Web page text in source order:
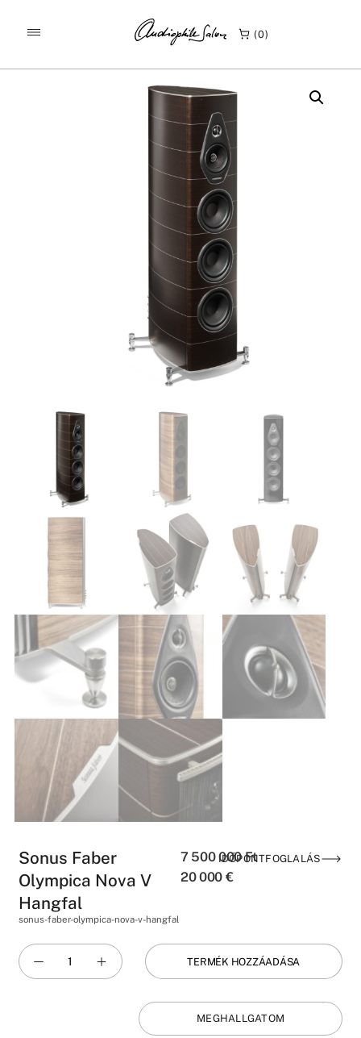
0
KEZDŐLAP TERMÉKEK
/
SONUS FABER OLYMPICA NOVA V HANGFAL
IDŐPONTFOGLALÁS
Sonus Faber
Olympica Nova V
Hangfal
sonus-faber-olympica-nova-v-hangfal
7 500 000Ft
20 000 €
TERMÉK HOZZÁADÁSA
MEGHALLGATOM